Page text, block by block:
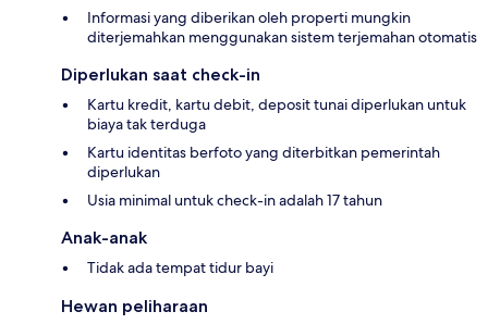
Informasi yang diberikan oleh properti mungkin
diterjemahkan menggunakan sistem terjemahan otomatis
Diperlukan saat check-in
Kartu kredit, kartu debit, deposit tunai diperlukan untuk
biaya tak terduga
Kartu identitas berfoto yang diterbitkan pemerintah
diperlukan
Usia minimal untuk check-in adalah 17 tahun
Anak-anak
Tidak ada tempat tidur bayi
Hewan peliharaan